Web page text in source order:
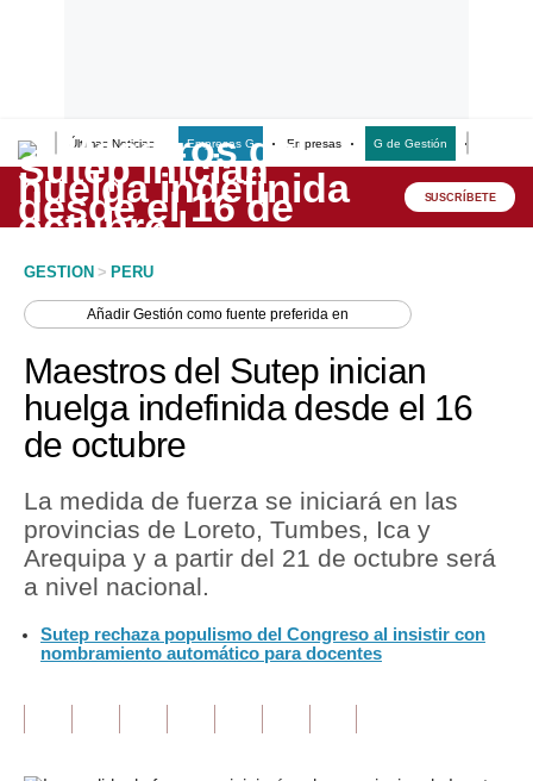
Últimas Noticias Empresas G Empresas G de Gestión
Lo último
Peru Quiosco
Economía
Mercados
Política
Tu Dinero
Finanzas Personales
SUSCRÍBETE
GESTION > PERU
AñadirGestión como fuente preferida en
Maestros del Sutep inician
huelga indefinida desde el 16
de octubre
La medida de fuerza se iniciará en las
provincias de Loreto, Tumbes, Ica y
Arequipa y a partir del 21 de octubre será
a nivel nacional.
Sutep rechaza populismo del Congreso al insistir con
nombramiento automático para docentes